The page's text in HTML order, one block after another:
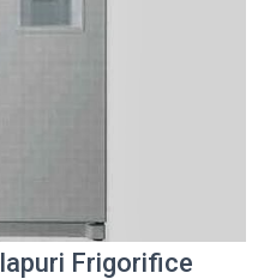
Frigorifice